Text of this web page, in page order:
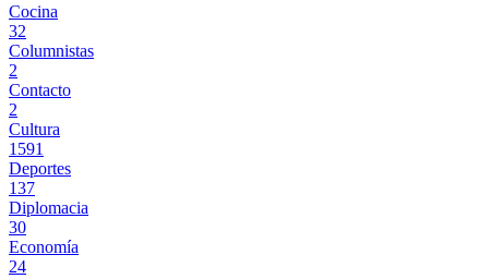
Cocina
32
Columnistas
2
Contacto
2
Cultura
1591
Deportes
137
Diplomacia
30
Economía
24